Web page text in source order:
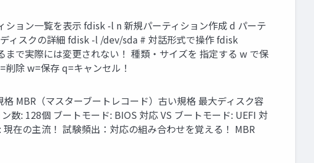
ョン一覧を表示 fdisk -l n 新規パーティション作成 d パーテ
ィスクの詳細 fdisk -l /dev/sda # 対話形式で操作 fdisk
で実際には変更されない！ 種類・サイズを 指定する w で保
除 w=保存 q=キャンセル！
MBR（マスターブートレコード）古い規格 最大ディスク容
数: 128個 ブートモード: BIOS 対応 VS ブートモード: UEFI 対
在の主流！ 試験頻出：対応の組み合わせを覚える！ MBR